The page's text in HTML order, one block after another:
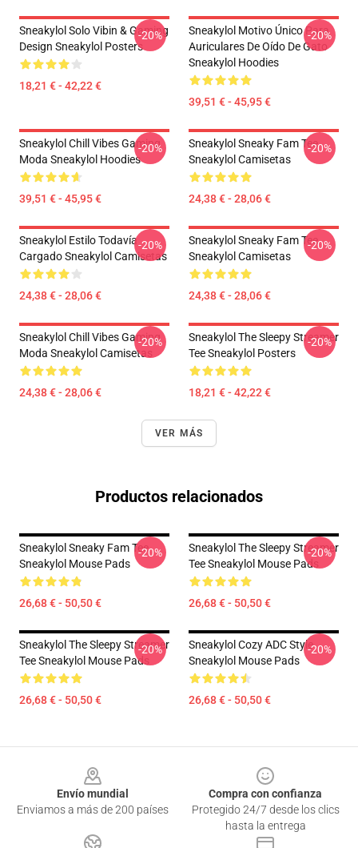
Sneakylol Solo Vibin & Gaming
Design Sneakylol Posters
18,21 € - 42,22 €
-20%
Sneakylol Motivo Único Para
Auriculares De Oído De Gato
Sneakylol Hoodies
39,51 € - 45,95 €
-20%
Sneakylol Chill Vibes Gaming
Moda Sneakylol Hoodies
39,51 € - 45,95 €
-20%
Sneakylol Sneaky Fam Tee
Sneakylol Camisetas
24,38 € - 28,06 €
-20%
Sneakylol Estilo Todavía
Cargado Sneakylol Camisetas
24,38 € - 28,06 €
-20%
Sneakylol Sneaky Fam Tee
Sneakylol Camisetas
24,38 € - 28,06 €
-20%
Sneakylol Chill Vibes Gaming
Moda Sneakylol Camisetas
24,38 € - 28,06 €
-20%
Sneakylol The Sleepy Streamer
Tee Sneakylol Posters
18,21 € - 42,22 €
-20%
VER MÁS
Productos relacionados
Sneakylol Sneaky Fam Tee
Sneakylol Mouse Pads
26,68 € - 50,50 €
-20%
Sneakylol The Sleepy Streamer
Tee Sneakylol Mouse Pads
26,68 € - 50,50 €
-20%
Sneakylol The Sleepy Streamer
Tee Sneakylol Mouse Pads
26,68 € - 50,50 €
-20%
Sneakylol Cozy ADC Style
Sneakylol Mouse Pads
26,68 € - 50,50 €
-20%
Envío mundial
Enviamos a más de 200 países
Compra con confianza
Protegido 24/7 desde los clics
hasta la entrega